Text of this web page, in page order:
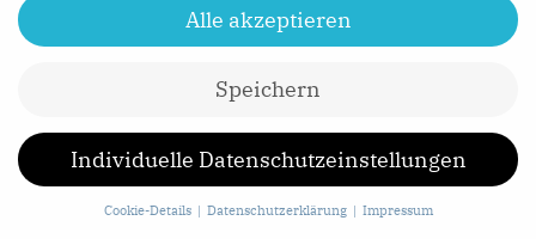
Können Abfälle durch neue Fertigungsprozesse
weiter reduziert werden oder wenn nicht, kann aus
diesen möglicherweise ein neues Produkt
Sind meine Produkte so designt, dass einzelne
Teile problemlos ausgetauscht und repariert
werden können?
Alle akzeptieren
Speichern
Individuelle Datenschutzeinstellungen
Cookie-Details Datenschutzerklärung Impressum